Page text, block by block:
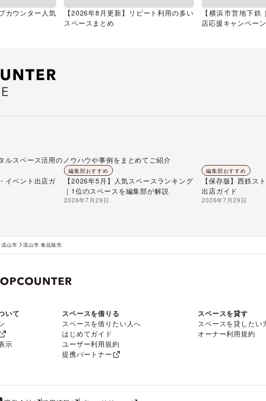
カウンター人気
【2026年8月更新】リピート利用の多い
スペースまとめ
【横浜市営地下
店応援キャンペー
ルスペース活用のノウハウや事例をまとめてご紹介
イベント出店ガ
編集部おすすめ
【2026年5月】人気スペースランキング
｜1位のスペースを編集部が解説
2026年7月29日
編集部おすすめ
【保存版】西鉄ス
出店ガイド
2026年7月29日
流山市 流山市 食品販売
いて
示
スペースを借りる
スペースを借りたい人へ
はじめてガイド
ユーザー利用規約
提携パートナー
スペースを貸す
スペースを貸したい
オーナー利用規約